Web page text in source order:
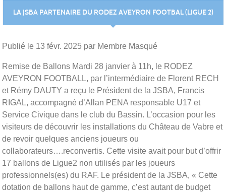
LA JSBA PARTENAIRE DU RODEZ AVEYRON FOOTBAL (LIGUE 2)
Publié le 13 févr. 2025 par Membre Masqué
Remise de Ballons Mardi 28 janvier à 11h, le RODEZ
AVEYRON FOOTBALL, par l’intermédiaire de Florent RECH
et Rémy DAUTY a reçu le Président de la JSBA, Francis
RIGAL, accompagné d’Allan PENA responsable U17 et
Service Civique dans le club du Bassin. L’occasion pour les
visiteurs de découvrir les installations du Château de Vabre et
de revoir quelques anciens joueurs ou
collaborateurs….reconvertis. Cette visite avait pour but d’offrir
17 ballons de Ligue2 non utilisés par les joueurs
professionnels(es) du RAF. Le président de la JSBA, « Cette
dotation de ballons haut de gamme, c’est autant de budget